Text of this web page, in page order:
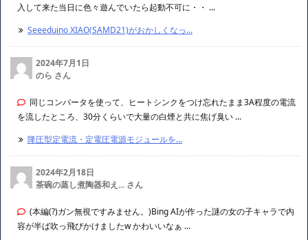
入して来た当日に色々遊んでいたら起動不可に・・ ...
Seeeduino XIAO(SAMD21)がおかしくなっ...
2024年7月1日
のら さん
同じコンバータを使って、ヒートシンクをつけ忘れたまま3A程度の電流
を流したところ、30分くらいで大量の白煙と共に焦げ臭い ...
降圧型定電流・定電圧電源モジュールを...
2024年2月18日
茶碗の蒸し煮陶器和え... さん
(本編(?)ガン無視ですみません。)Bing AIが作った謎の女の子キャラで内
容が半ば吹っ飛びかけましたw かわいいなぁ ...